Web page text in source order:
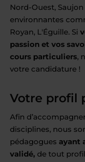
Nord-Ouest,
environnantes
Royan, L'Éguille. Si
passion et vos
cours particuliers,
votre candidature !
Votre profil
Afin
disciplines, nous
pédagogues ayant
validé, de tout